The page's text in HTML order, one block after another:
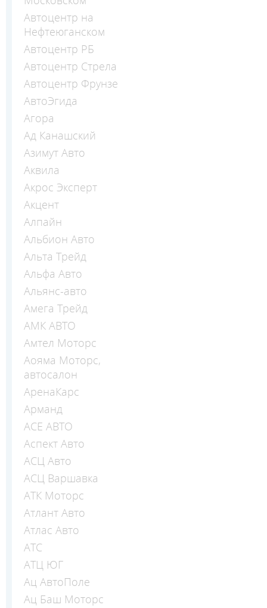
Автоцентр на
Нефтеюганском
Автоцентр РБ
Автоцентр Стрела
Автоцентр Фрунзе
АвтоЭгида
Агора
Ад Канашский
Азимут Авто
Аквила
Акрос Эксперт
Акцент
Алпайн
Альбион Авто
Альта Трейд
Альфа Авто
Альянс-авто
Амега Трейд
АМК АВТО
Амтел Моторс
Аояма Моторс,
автосалон
АренаКарс
Арманд
АСЕ АВТО
Аспект Авто
АСЦ Авто
АСЦ Варшавка
АТК Моторс
Атлант Авто
Атлас Авто
АТС
АТЦ ЮГ
Ац АвтоПоле
Ац Баш Моторс